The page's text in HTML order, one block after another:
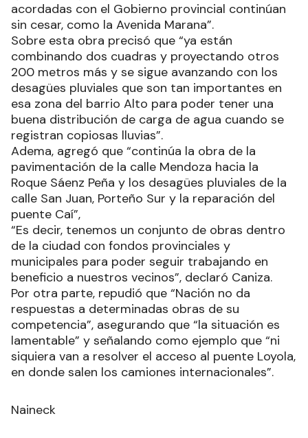
acordadas con el Gobierno provincial continúan
sin cesar, como la Avenida Marana”.
Sobre esta obra precisó que “ya están
combinando dos cuadras y proyectando otros
200 metros más y se sigue avanzando con los
desagües pluviales que son tan importantes en
esa zona del barrio Alto para poder tener una
buena distribución de carga de agua cuando se
registran copiosas lluvias”.
Adema, agregó que “continúa la obra de la
pavimentación de la calle Mendoza hacia la
Roque Sáenz Peña y los desagües pluviales de la
calle San Juan, Porteño Sur y la reparación del
puente Caí”,
“Es decir, tenemos un conjunto de obras dentro
de la ciudad con fondos provinciales y
municipales para poder seguir trabajando en
beneficio a nuestros vecinos”, declaró Caniza.
Por otra parte, repudió que “Nación no da
respuestas a determinadas obras de su
competencia”, asegurando que “la situación es
lamentable” y señalando como ejemplo que “ni
siquiera van a resolver el acceso al puente Loyola,
en donde salen los camiones internacionales”.
Naineck